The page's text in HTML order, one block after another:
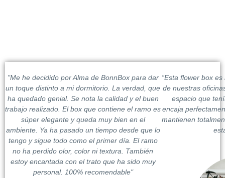
"Me he decidido por Alma de BonnBox para dar
un toque distinto a mi dormitorio. La verdad, que
ha quedado genial. Se nota la calidad y el buen
trabajo realizado. El box que contiene el ramo es
súper elegante y queda muy bien en el
ambiente. Ya ha pasado un tiempo desde que lo
tengo y sigue todo como el primer día. El ramo
no ha perdido olor, color ni textura. También
estoy encantada con el trato que ha sido muy
personal. 100% recomendable"
“Esta flower box
de nuestras
espacio que
encaja
mantienen